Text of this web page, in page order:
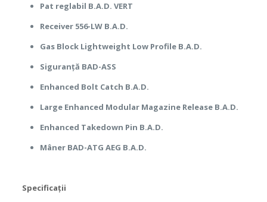
Pat reglabil B.A.D. VERT
Receiver 556-LW B.A.D.
Gas Block Lightweight Low Profile B.A.D.
Siguranță BAD-ASS
Enhanced Bolt Catch B.A.D.
Large Enhanced Modular Magazine Release B.A.D.
Enhanced Takedown Pin B.A.D.
Mâner BAD-ATG AEG B.A.D.
Specificații